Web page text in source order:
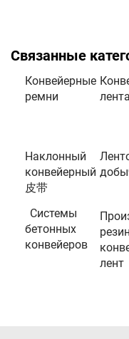
Связанные
Конвейерные
ремни
лента
Наклонный
конвейерный
皮带
Системы
бетонных
конвейеров
лент